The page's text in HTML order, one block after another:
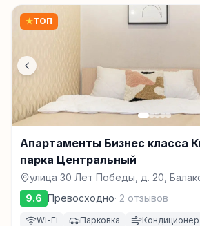
★ТОП
Апартаменты Бизнес класса
парка Центральный
улица 30 Лет Победы, д. 20,
9.6 Превосходно· 2 отзывов
Wi-Fi Парковка Кондиционер